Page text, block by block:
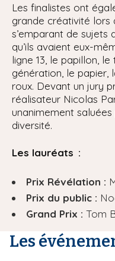
Les finalistes ont
grande créativité lors
s’emparant de sujets
qu’ils avaient eux-
ligne 13, le papillon,
génération, le papier,
roux. Devant un jury
réalisateur Nicolas
unanimement
diversité.
Les lauréats :
Prix Révélation :
Prix du public :
Grand Prix : Tom
Les